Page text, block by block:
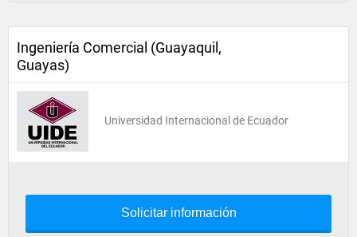
Ingeniería Comercial (Guayaquil,
Guayas)
Universidad Internacional de Ecuador
Solicitar información